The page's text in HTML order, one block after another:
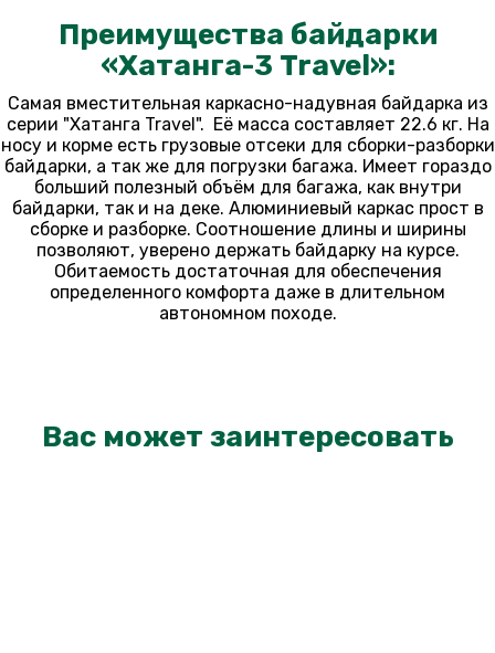
Преимущества байдарки
«Хатанга-3 Travel»:
Самая вместительная каркасно-надувная байдарка из
серии "Хатанга Travel". Её масса составляет 22.6 кг. На
носу и корме есть грузовые отсеки для сборки-разборки
байдарки, а так же для погрузки багажа. Имеет гораздо
больший полезный объём для багажа, как внутри
байдарки, так и на деке. Алюминиевый каркас прост в
сборке и разборке. Соотношение длины и ширины
позволяют, уверено держать байдарку на курсе.
Обитаемость достаточная для обеспечения
определенного комфорта даже в длительном
автономном походе.
Вас может заинтересовать